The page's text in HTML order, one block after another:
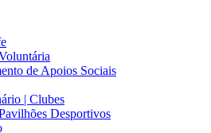
de Apoios Sociais
| Clubes
Desportivos